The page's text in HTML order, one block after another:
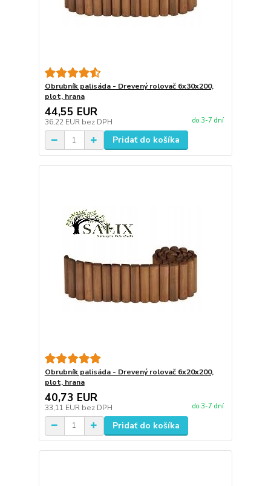
Obrubník palisáda - Drevený rolovač 6x30x200,
plot, hrana
44,55 EUR
36,22 EUR bez DPH do 3-7 dní
Pridať do košíka
Obrubník palisáda - Drevený rolovač 6x20x200,
plot, hrana
40,73 EUR
33,11 EUR bez DPH do 3-7 dní
Pridať do košíka